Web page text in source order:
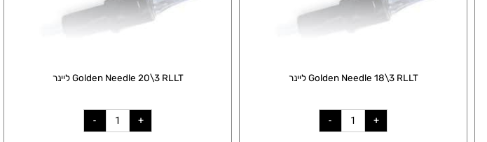
Golden Needle 18\3 RLLT ליינר Golden Needle 20\3 RLLT ליינר